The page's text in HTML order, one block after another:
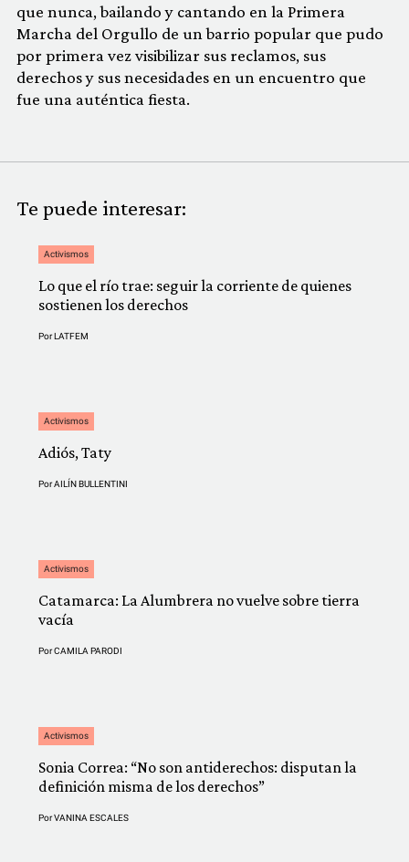
que nunca, bailando y cantando en la Primera
Marcha del Orgullo de un barrio popular que pudo
por primera vez visibilizar sus reclamos, sus
derechos y sus necesidades en un encuentro que
fue una auténtica fiesta.
Te puede interesar:
Activismos
Lo que el río trae: seguir la corriente de quienes
sostienen los derechos
PorLATFEM
Activismos
Adiós, Taty
PorAILÍN BULLENTINI
Activismos
Catamarca: La Alumbrera no vuelve sobre tierra
vacía
PorCAMILA PARODI
Activismos
Sonia Correa: “No son antiderechos: disputan la
definición misma de los derechos”
PorVANINA ESCALES